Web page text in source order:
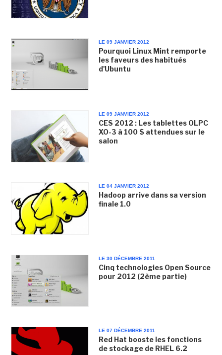
LE 09 JANVIER 2012
Pourquoi Linux Mint remporte
les faveurs des habitués
d'Ubuntu
LE 09 JANVIER 2012
CES 2012 : Les tablettes OLPC
XO-3 à 100 $ attendues sur le
salon
LE 04 JANVIER 2012
Hadoop arrive dans sa version
finale 1.0
LE 30 DÉCEMBRE 2011
Cinq technologies Open Source
pour 2012 (2ème partie)
LE 07 DÉCEMBRE 2011
Red Hat booste les fonctions
de stockage de RHEL 6.2